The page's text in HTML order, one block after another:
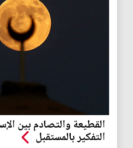
القطيعة والتصادم بين
التفكير بالمستقبل